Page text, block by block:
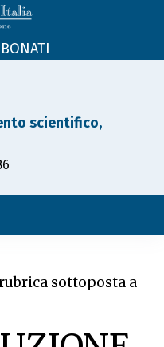
scientifico,
sottoposta a